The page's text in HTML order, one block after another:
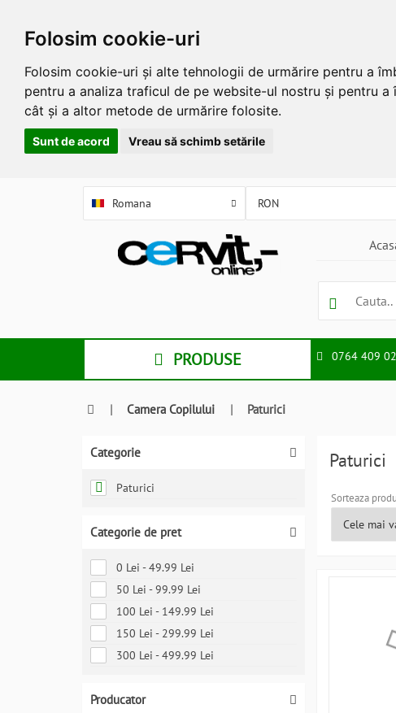
Folosim cookie-uri
Folosim cookie-uri și alte tehnologii de urmărire pentru a
pentru a analiza traficul de pe website-ul nostru și pentru
cât și a altor metode de urmărire folosite.
Sunt de acord Vreau să schimb setările
Romana
PRODUSE 0764 409
| Camera Copilului | Paturici
Categorie
Paturici
Categorie de pret
0 Lei - 49.99 Lei
50 Lei - 99.99 Lei
100 Lei - 149.99 Lei
150 Lei - 299.99 Lei
300 Lei - 499.99 Lei
Producator
Paturici
Sorteaza